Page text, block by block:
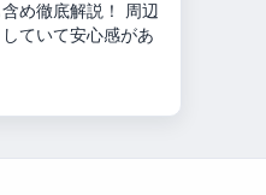
物とヤサの秘密！
りやすいです。今
やすいです。